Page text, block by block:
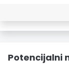
Potencijalni